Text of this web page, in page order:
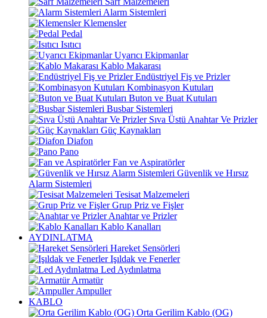
Alarm Sistemleri
Klemensler
Pedal
Isıtıcı
Uyarıcı Ekipmanlar
Kablo Makarası
Endüstriyel Fiş ve Prizler
Kombinasyon Kutuları
Buton ve Buat Kutuları
Busbar Sistemleri
Sıva Üstü Anahtar Ve Prizler
Güç Kaynakları
Diafon
Pano
Fan ve Aspiratörler
Güvenlik ve Hırsız
Alarm Sistemleri
Tesisat Malzemeleri
Grup Priz ve Fişler
Anahtar ve Prizler
Kablo Kanalları
AYDINLATMA
Hareket Sensörleri
Işıldak ve Fenerler
Led Aydınlatma
Armatür
Ampuller
KABLO
Orta Gerilim Kablo (OG)